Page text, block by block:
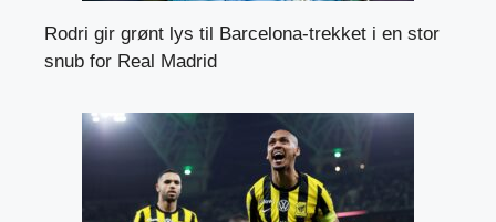
Rodri gir grønt lys til Barcelona-trekket i en stor
snub for Real Madrid